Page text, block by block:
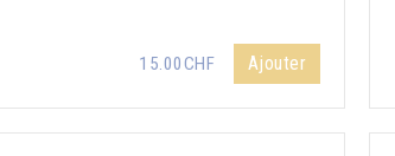
15.00CHF Ajouter